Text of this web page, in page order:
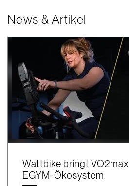
News & Artikel
Wattbike bringt
EGYM-Ökosystem